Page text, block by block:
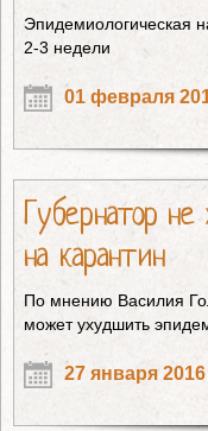
Эпидемиологическая
2-3 недели
01 февраля
Губернатор
на карантин
По мнению Василия
может ухудшить
27 января 2016